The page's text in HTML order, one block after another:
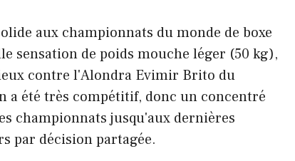
aux championnats du monde de boxe
sensation de poids mouche léger (50 kg),
contre l'Alondra Evimir Brito du
a été très compétitif, donc un concentré
championnats jusqu'aux dernières
par décision partagée.